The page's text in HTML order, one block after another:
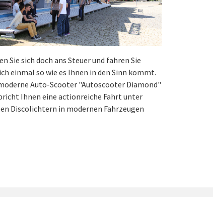
Sie sich doch ans Steuer und fahren Sie
einmal so wie es Ihnen in den Sinn kommt.
Auto-Scooter "Autoscooter Diamond"
Ihnen eine actionreiche Fahrt unter
Discolichtern in modernen Fahrzeugen